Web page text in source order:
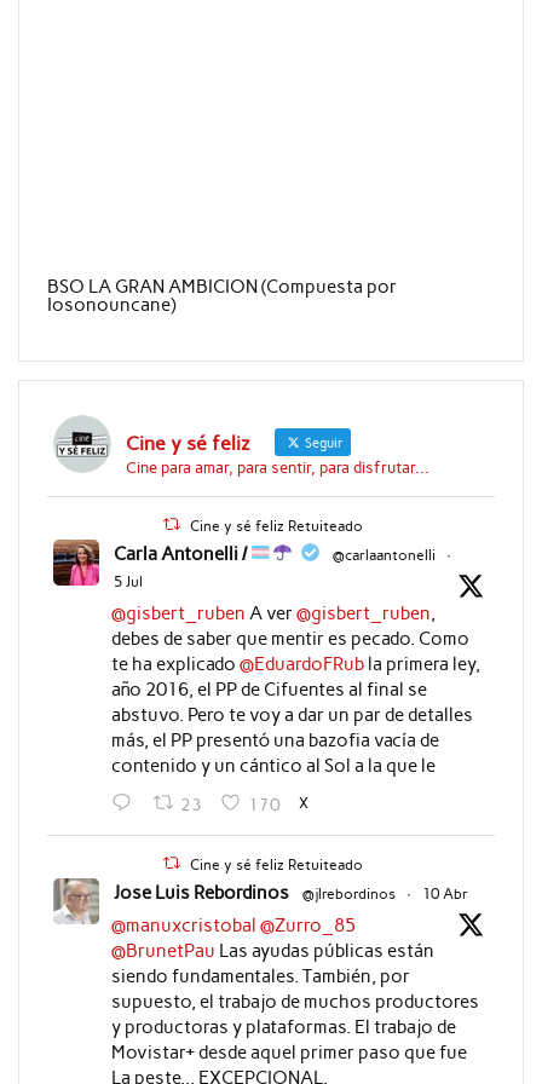
BSO LA GRAN AMBICION (Compuesta por
Iosonouncane)
Cine y sé feliz Seguir
Cine para amar, para sentir, para disfrutar...
Cine y sé feliz Retuiteado
Carla Antonelli / @carlaantonelli
·
5 Jul
@gisbert_ruben A ver@gisbert_ruben
debes de saber que mentir es pecado. Como
te ha explicado @EduardoFRubla primera ley,
año 2016, el PP de Cifuentes al final se
abstuvo. Pero te voy a dar un par de detalles
más, el PP presentó una bazofia vacía de
contenido y un cántico al Sol a la que le
23 170 X
Cine y sé feliz Retuiteado
Jose Luis Rebordinos @jlrebordinos · 10 Abr
@manuxcristobal @Zurro_85
@BrunetPau Las ayudas públicas están
siendo fundamentales. También, por
supuesto, el trabajo de muchos productores
y productoras y plataformas. El trabajo de
Movistar+ desde aquel primer paso que fue
La peste... EXCEPCIONAL.